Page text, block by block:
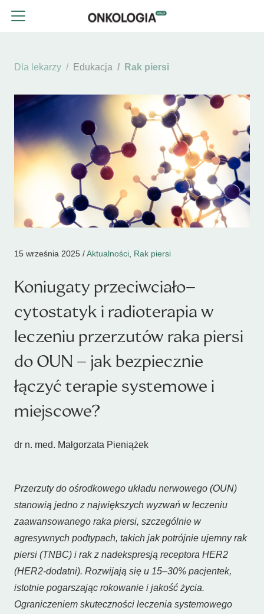
Dla lekarzy Edukacja Rak piersi
15 września 2025 /Aktualności Rak piersi
Koniugaty przeciwciało–
cytostatyk i radioterapia w
leczeniu przerzutów raka piersi
do OUN – jak bezpiecznie
łączyć terapie systemowe i
miejscowe?
dr n. med. Małgorzata Pieniążek
Przerzuty do ośrodkowego układu nerwowego (OUN)
stanowią jedno z największych wyzwań w leczeniu
zaawansowanego raka piersi, szczególnie w
agresywnych podtypach, takich jak potrójnie ujemny rak
piersi (TNBC) i rak z nadekspresją receptora HER2
(HER2-dodatni). Rozwijają się u 15–30% pacjentek,
istotnie pogarszając rokowanie i jakość życia.
Ograniczeniem skuteczności leczenia systemowego